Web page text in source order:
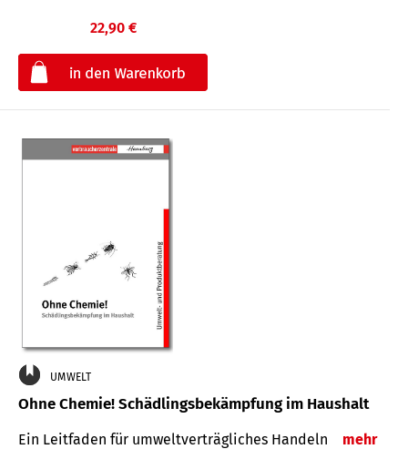
22,90 €
UMWELT
Ohne Chemie! Schädlingsbekämpfung im Haushalt
Ein Leitfaden für um­welt­ver­träg­liches Han­deln mehr